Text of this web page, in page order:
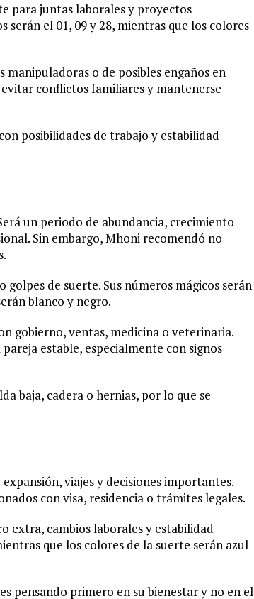
para juntas laborales y proyectos
serán el 01, 09 y 28, mientras que los colores
o de posibles engaños en
conflictos familiares y mantenerse
posibilidades de trabajo y estabilidad
un periodo de abundancia, crecimiento
Sin embargo, Mhoni recomendó no
de suerte. Sus números mágicos serán
blanco y negro.
gobierno, ventas, medicina o veterinaria.
estable, especialmente con signos
baja, cadera o hernias, por lo que se
viajes y decisiones importantes.
con visa, residencia o trámites legales.
extra, cambios laborales y estabilidad
que los colores de la suerte serán azul
pensando primero en su bienestar y no en el